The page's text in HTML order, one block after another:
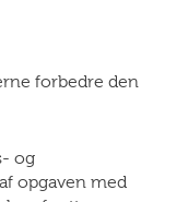
forbedre den
og
opgaven med